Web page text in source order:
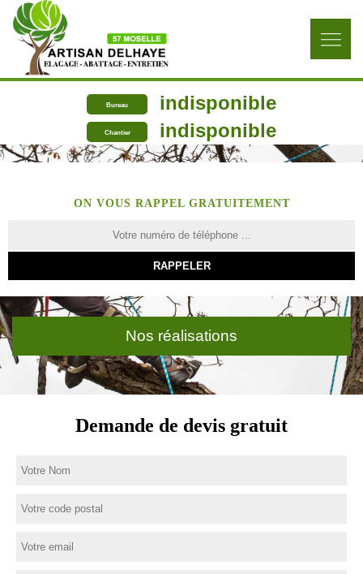
Bureau indisponible
Chantier indisponible
ON VOUS RAPPEL GRATUITEMENT
Nos réalisations
Demande de devis gratuit